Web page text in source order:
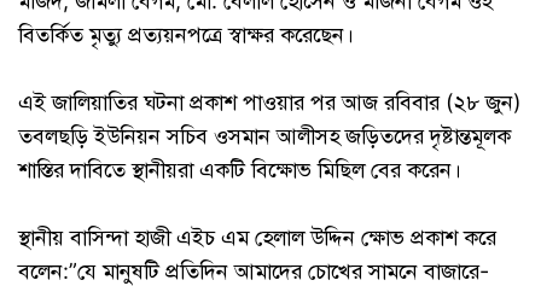
বিতর্কিত মৃত্যু প্রত্যয়নপত্রে স্বাক্ষর করেছেন।
​এই জালিয়াতির ঘটনা প্রকাশ পাওয়ার পর আজ রবিবার (২৮ জুন)
তবলছড়ি ইউনিয়ন সচিব ওসমান আলীসহ জড়িতদের দৃষ্টান্তমূলক
শাস্তির দাবিতে স্থানীয়রা একটি বিক্ষোভ মিছিল বের করেন।
স্থানীয় বাসিন্দা হাজী এইচ এম হেলাল উদ্দিন ক্ষোভ প্রকাশ করে
বলেন:​”যে মানুষটি প্রতিদিন আমাদের চোখের সামনে বাজারে-